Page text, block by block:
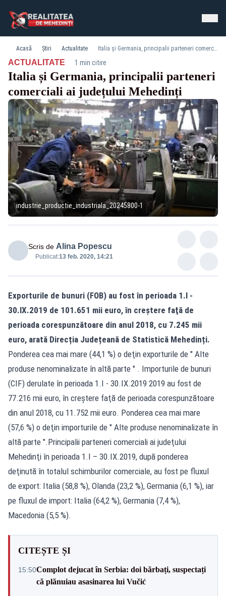
Acasă Știri Actualitate Italia și Germania, principalii parteneri comerciali ai județului Mehedinți
ACTUALITATE· 1 min citire
Italia și Germania, principalii parteneri
comerciali ai județului Mehedinți
industrie_productie_industriala_20245800-1
Scris de Alina Popescu
Publicat:13 feb. 2020, 14:21
Exporturile de bunuri (FOB) au fost în perioada 1.I -
30.IX.2019 de 101.651 mii euro, în creştere faţă de
perioada corespunzătoare din anul 2018, cu 7.245 mii
euro, arată Direcția Județeană de Statistică Mehedinți.
Ponderea cea mai mare (44,1 %) o deţin exporturile de " Alte
produse nenominalizate în altă parte " . Importurile de bunuri
(CIF) derulate în perioada 1.I - 30.IX.2019 2019 au fost de
77.216 mii euro, în creștere faţă de perioada corespunzătoare
din anul 2018, cu 11.752 mii euro. Ponderea cea mai mare
(57,6 %) o deţin importurile de " Alte produse nenominalizate în
altă parte ".Principalii parteneri comerciali ai judeţului
Mehedinţi în perioada 1.I – 30.IX.2019, după ponderea
deţinută în totalul schimburilor comerciale, au fost pe fluxul
de export: Italia (58,8 %), Olanda (23,2 %), Germania (6,1 %), iar
pe fluxul de import: Italia (64,2 %), Germania (7,4 %),
Macedonia (5,5 %).
CITEȘTE ȘI
15:50Complot dejucat în Serbia: doi bărbați, suspectați
că plănuiau asasinarea lui Vučić